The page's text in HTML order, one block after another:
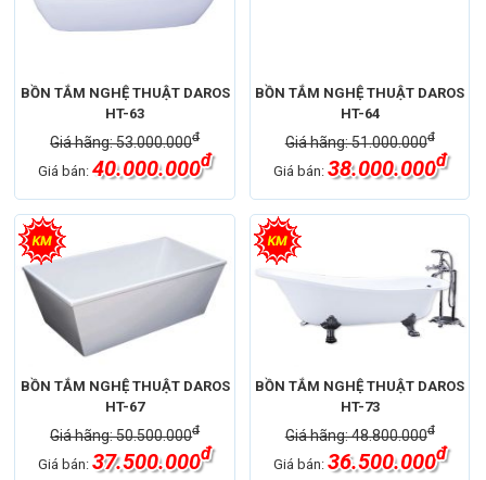
BỒN TẮM NGHỆ THUẬT DAROS
HT-63
Giá hãng: 53.000.000đ
Giá bán:40.000.000đ
BỒN TẮM NGHỆ THUẬT DAROS
HT-64
Giá hãng: 51.000.000đ
Giá bán: 38.000.000đ
BỒN TẮM NGHỆ THUẬT DAROS
HT-67
Giá hãng: 50.500.000đ
Giá bán:37.500.000đ
BỒN TẮM NGHỆ THUẬT DAROS
HT-73
Giá hãng: 48.800.000đ
Giá bán: 36.500.000đ